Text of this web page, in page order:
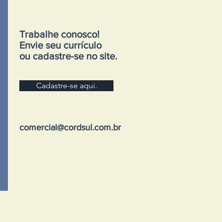
Trabalhe conosco!
Envie seu currículo
ou cadastre-se no site.
Cadastre-se aqui.
comercial@cordsul.com.br